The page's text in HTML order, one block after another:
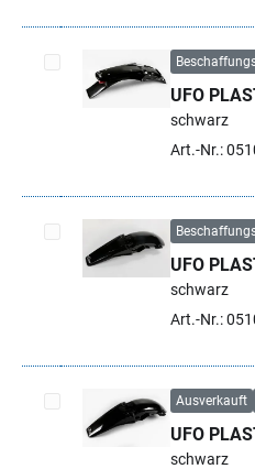
Artikel auswählen
UFO
schwarz
Art.-Nr.:
Artikel auswählen
UFO
schwarz
Art.-Nr.:
Artikel auswählen
Ausverkauft
UFO
schwarz